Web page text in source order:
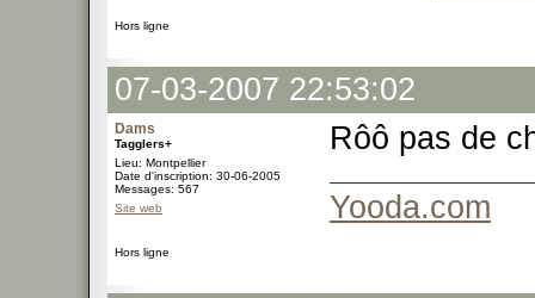
Hors ligne
07-03-2007 22:53:02
Dams
Tagglers+
Lieu: Montpellier
Date d'inscription: 30-06-2005
Messages: 567
Site web
Rôô pas de
Yooda.com
Hors ligne